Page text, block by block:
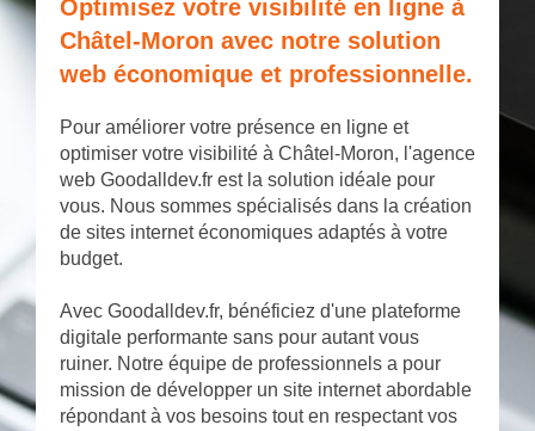
Optimisez votre visibilité en ligne à
Châtel-Moron avec notre solution
web économique et professionnelle.
Pour améliorer votre présence en ligne et
optimiser votre visibilité à Châtel-Moron, l'agence
web Goodalldev.fr est la solution idéale pour
vous. Nous sommes spécialisés dans la création
de sites internet économiques adaptés à votre
budget.
Avec Goodalldev.fr, bénéficiez d'une plateforme
digitale performante sans pour autant vous
ruiner. Notre équipe de professionnels a pour
mission de développer un site internet abordable
répondant à vos besoins tout en respectant vos